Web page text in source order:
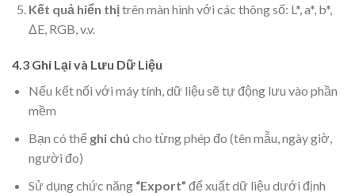
Kết quả hiển thịtrên màn hình với các thông số: L*, a*, b*,
ΔE, RGB, v.v.
4.3 Ghi Lại và Lưu Dữ Liệu
Nếu kết nối với máy tính, dữ liệu sẽ tự động lưu vào phần
mềm
Bạn có thể ghi chú cho từng phép đo (tên mẫu, ngày giờ,
người đo)
Sử dụng chức năng “Export” để xuất dữ liệu dưới định